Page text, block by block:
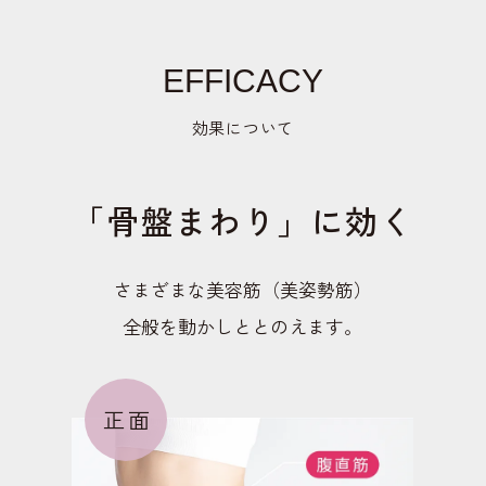
EFFICACY
効果について
「骨盤まわり」に効く
さまざまな美容筋（美姿勢筋）
全般を動かしととのえます。
正面